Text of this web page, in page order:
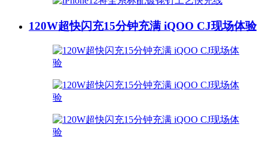
120W超快闪充15分钟充满 iQOO CJ现场体验